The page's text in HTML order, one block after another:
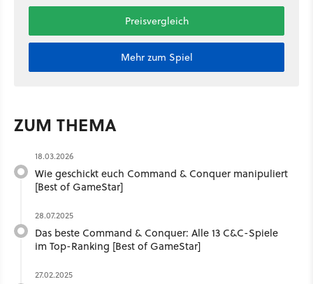
Preisvergleich
Mehr zum Spiel
ZUM THEMA
18.03.2026
Wie geschickt euch Command & Conquer manipuliert
[Best of GameStar]
28.07.2025
Das beste Command & Conquer: Alle 13 C&C-Spiele
im Top-Ranking [Best of GameStar]
27.02.2025